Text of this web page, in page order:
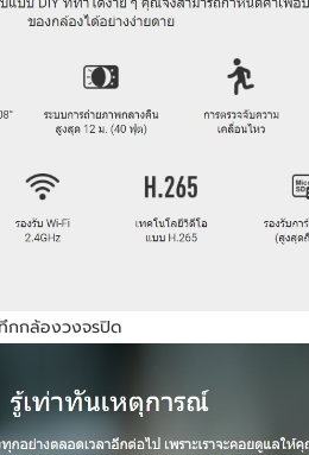
กกล้องวงจรปิด